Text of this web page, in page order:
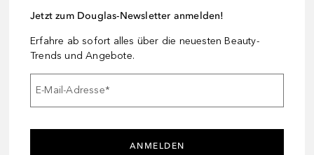
Jetzt zum Douglas-Newsletter anmelden!
Erfahre ab sofort alles über die neuesten Beauty-
Trends und Angebote.
E-Mail-Adresse*
ANMELDEN